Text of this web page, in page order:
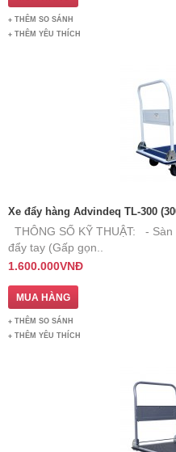
THÊM SO SÁNH
THÊM YÊU THÍCH
Xe đẩy hàng Advindeq TL-300
THÔNG SỐ KỸ THUẬT: -
đẩy tay (Gấp gọn..
1.600.000VNĐ
THÊM SO SÁNH
THÊM YÊU THÍCH